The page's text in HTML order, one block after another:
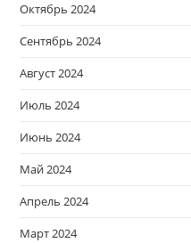
Октябрь 2024
Сентябрь 2024
Август 2024
Июль 2024
Июнь 2024
Май 2024
Апрель 2024
Март 2024